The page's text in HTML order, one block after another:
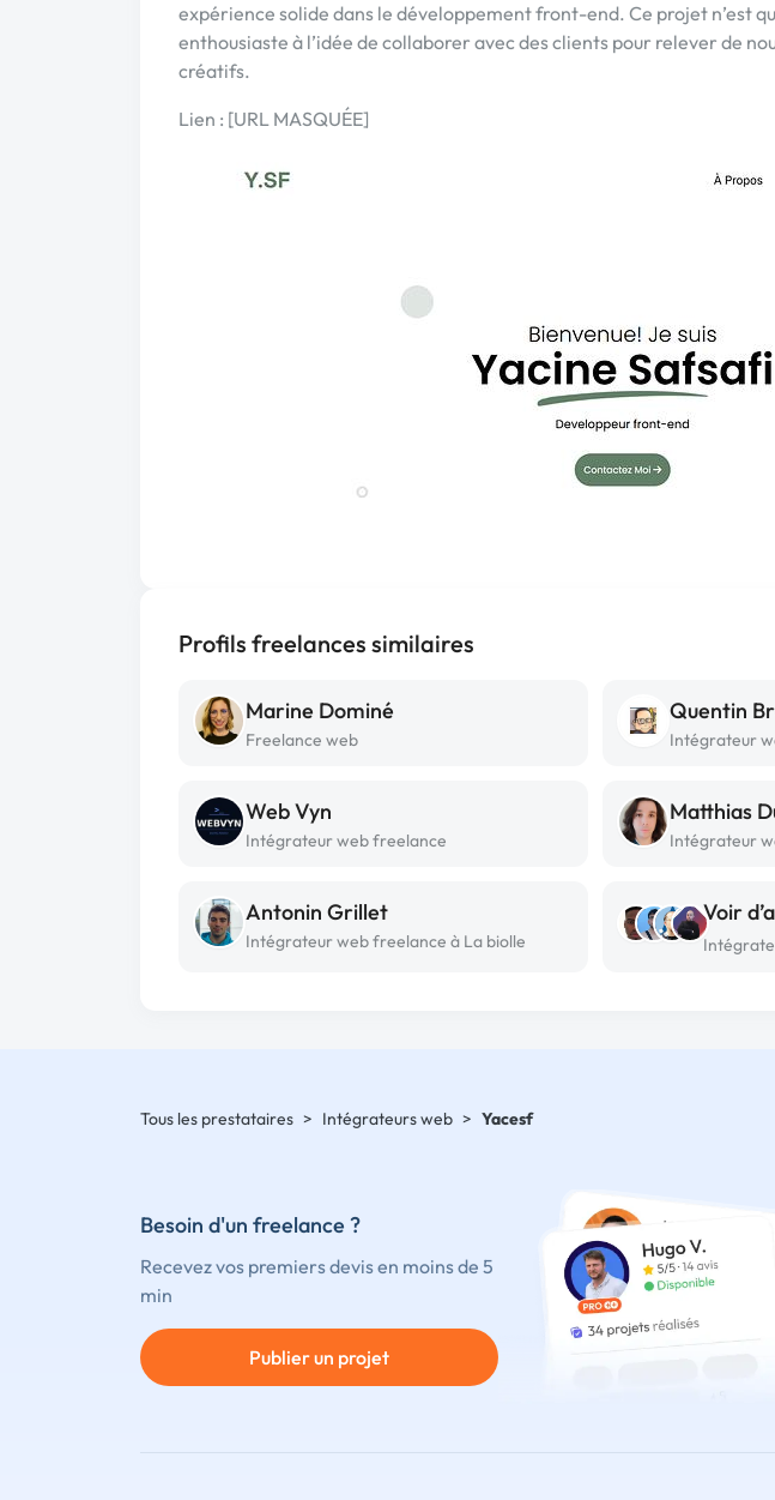
expérience solide dans le développement front-end. Ce projet n’est
enthousiaste à l’idée de collaborer avec des clients pour relever de
créatifs.
Lien : [URL MASQUÉE]
Profils freelances similaires
Marine Dominé
Freelance web
Quentin
Intégrateur
Web Vyn
Intégrateur web freelance
Matthias
Intégrateur
Antonin Grillet
Intégrateur web freelance à La biolle
Voir
Tous les prestataires > Intégrateurs web > Yacesf
Besoin d'un freelance ?
Recevez vos premiers devis en moins de 5
min
Publier un projet